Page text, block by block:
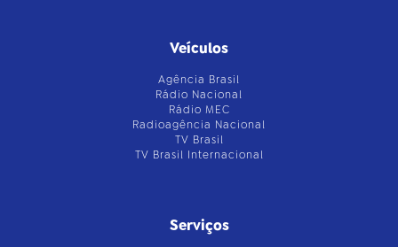
Veículos
Agência Brasil
Rádio Nacional
Rádio MEC
Radioagência Nacional
TV Brasil
TV Brasil Internacional
Serviços